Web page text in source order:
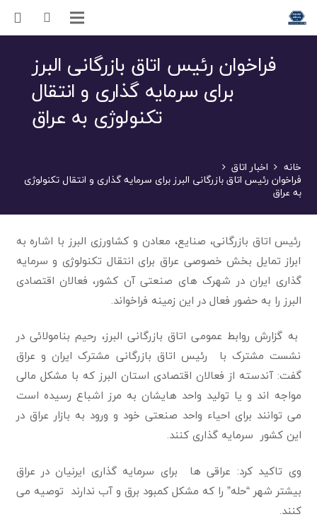
فراخوان رئیس اتاق بازرگانی البرز
برای سرمایه گذاری و انتقال
تکنولوژی به عراق
خانه اخبار اتاق
فراخوان رئیس اتاق بازرگانی البرز برای سرمایه گذاری و انتقال تکنولوژی
به عراق
رئیس اتاق بازرگانی، صنایع، معادن و کشاورزی البرز با اشاره‌ به‌
ابراز تمایل بخش خصوصی عراق برای انتقال تکنولوژی و سرمایه
گذاری ایران‌ در شهرک های صنعتی آن کشور، فعالان اقتصادی
البرز را به حضور فعال در این زمینه فراخواند.
به گزارش روابط عمومی اتاق بازرگانی البرز، رحیم بنامولائی در
نشست مشترک با رئیس اتاق بازرگانی مشترک ایران و عراق
گفت: آندسته از فعالان اقتصادی استان البرز که با مشکل مالی
مواجه اند و یا تولید واحد هایشان به مرز اشباع رسیده است
می توانند برای احیاء واحد صنعتی خود و ورود به بازار عراق در
این کشور سرمایه گذاری کنند.
وی تاکید کرد: عراقی ها برای سرمایه گذاری ایرنیان در عراق
بیشتر شهر “حله” را که مشکل کمبود برق و آب ندارند توصیه می
کنند.